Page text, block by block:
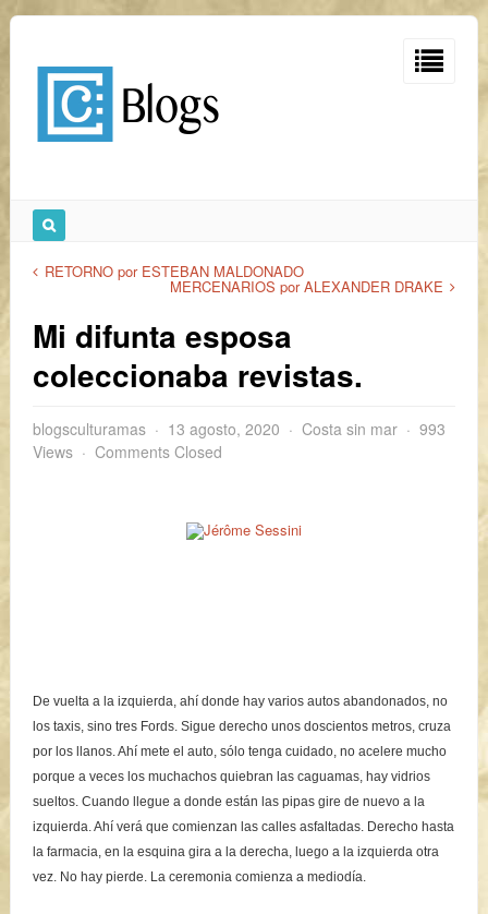
RETORNO por ESTEBAN MALDONADO
MERCENARIOS por ALEXANDER DRAKE
Mi difunta esposa
coleccionaba revistas.
blogsculturamas 13 agosto, 2020 Costa sin mar
993
Views
Comments Closed
De vuelta a la izquierda, ahí donde hay varios autos abandonados, no
los taxis, sino tres Fords. Sigue derecho unos doscientos metros, cruza
por los llanos. Ahí mete el auto, sólo tenga cuidado, no acelere mucho
porque a veces los muchachos quiebran las caguamas, hay vidrios
sueltos. Cuando llegue a donde están las pipas gire de nuevo a la
izquierda. Ahí verá que comienzan las calles asfaltadas. Derecho hasta
la farmacia, en la esquina gira a la derecha, luego a la izquierda otra
vez. No hay pierde. La ceremonia comienza a mediodía.